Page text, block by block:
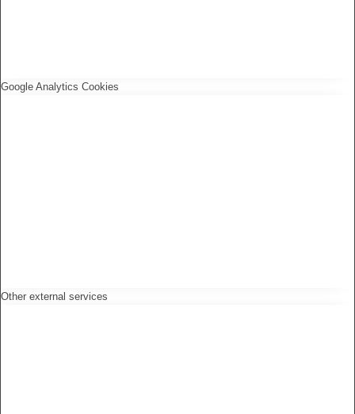
Google Analytics Cookies
Other external services